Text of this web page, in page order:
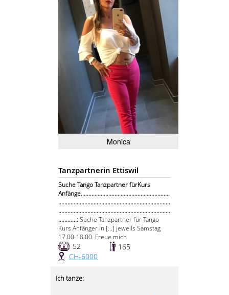
Monica
Tanzpartnerin Ettiswil
Suche Tango Tanzpartner fürKurs
Anfänge..........................................................
.........................................................................
.........................................................................
............:Suche Tanzpartner für Tango
Kurs Anfänger in [...] jeweils Samstag
17.00-18.00. Freue mich
52
165
CH-6000
Ich tanze: